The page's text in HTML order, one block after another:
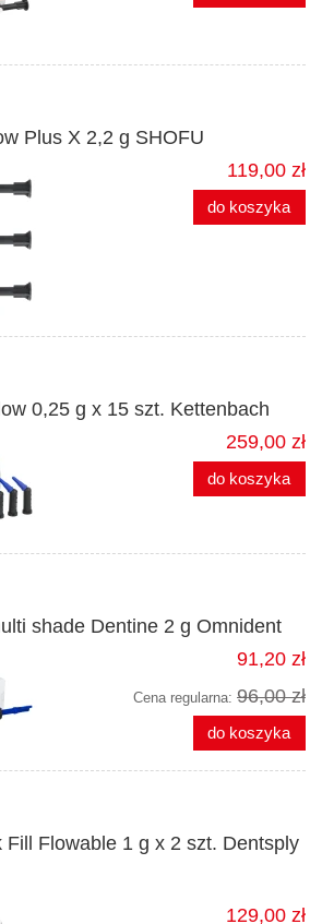
Plus X 2,2 g SHOFU
119,00 zł
do koszyka
0,25 g x 15 szt. Kettenbach
259,00 zł
do koszyka
shade Dentine 2 g Omnident
91,20 zł
Cena regularna: 96,00 zł
do koszyka
Fill Flowable 1 g x 2 szt. Dentsply
129,00 zł